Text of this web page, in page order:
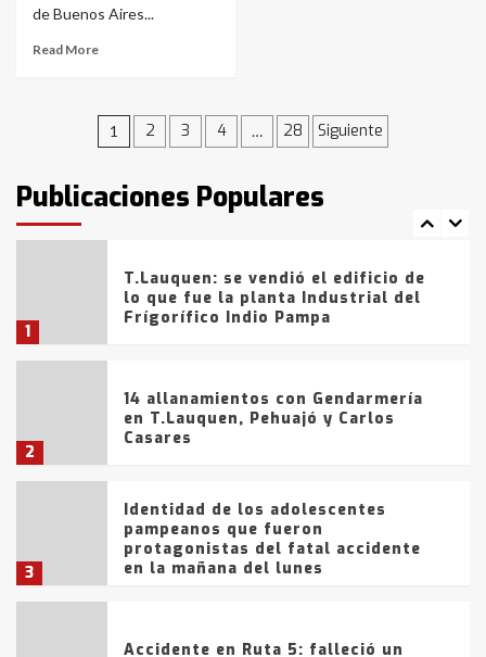
de Buenos Aires...
Read More
Navegación
de
entradas
1 2 3 4 … 28 Siguiente
Publicaciones Populares
T.Lauquen: tres jóvenes que
fueron detenidos por
comercialización de drogas en la
tarde del sábado
1
T.Lauquen: se vendió el edificio de
lo que fue la planta Industrial del
Frígorífico Indio Pampa
2
14 allanamientos con Gendarmería
en T.Lauquen, Pehuajó y Carlos
Casares
3
Identidad de los adolescentes
pampeanos que fueron
protagonistas del fatal accidente
en la mañana del lunes
Accidente en Ruta 5: falleció un